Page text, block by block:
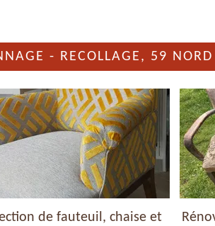
- RECOLLAGE, 59 NORD
de fauteuil, chaise et